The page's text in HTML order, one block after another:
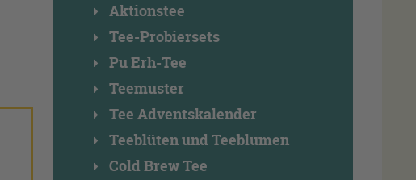
Aktionstee
Tee-Probiersets
Pu Erh-Tee
Teemuster
Tee Adventskalender
Teeblüten und Teeblumen
Cold Brew Tee